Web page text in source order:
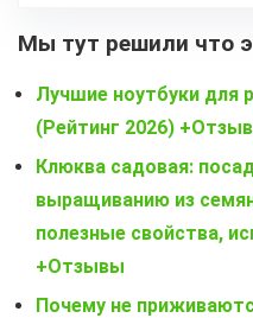
Мы тут решили что
Лучшие ноутбуки для
(Рейтинг 2026)
Клюква садовая:
выращиванию из
полезные свойства,
+Отзывы
Почему не